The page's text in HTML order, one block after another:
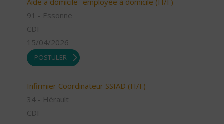
91 - Essonne
CDI
15/04/2026
POSTULER
Infirmier Coordinateur SSIAD (H/F)
34 - Hérault
CDI